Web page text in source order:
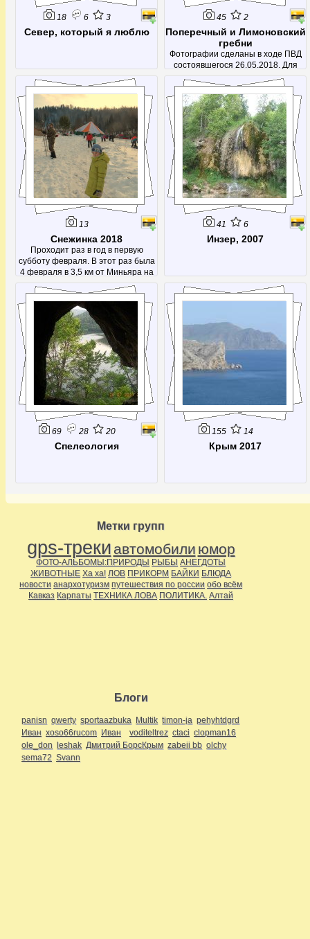
18 6 3
Север, который я люблю
45 2
Поперечный и Лимоновский
гребни
Фотографии сделаны в ходе ПВД
состоявшегося 26.05.2018. Для
съемок Поперечного гребня
(точнее комплекса) был проделан
небольшой сплав от Сикияз-
Тамака до Лаклов. Места красивые,
так что рекомендую.
13
Снежинка 2018
Проходит раз в год в первую
субботу февраля. В этот раз была
4 февраля в 3,5 км от Миньяра на
1753 км.
41 6
Инзер, 2007
69 28 20
Спелеология
155 14
Крым 2017
Метки групп
gps-треки автомобили юмор
ФОТО-АЛЬБОМЫ:ПРИРОДЫ РЫБЫ АНЕГДОТЫ
ЖИВОТНЫЕ Ха ха! ЛОВ ПРИКОРМ БАЙКИ БЛЮДА
новости анархотуризм путешествия по россии обо всём
Кавказ Карпаты ТЕХНИКА ЛОВА ПОЛИТИКА. Алтай
Блоги
panisn qwerty sportaazbuka Multik timon-ja pehyhtdgrd
Иван xoso66rucom Иван voditeltrez ctaci clopman16
ole_don leshak Дмитрий БорсКрым zabeii bb olchy
sema72 Svann